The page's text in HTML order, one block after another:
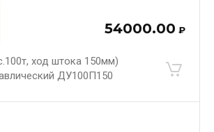
54000.00 ₽
ход штока 150мм)
ДУ100П150